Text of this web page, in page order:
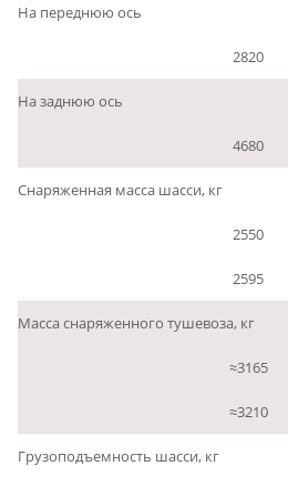
На переднюю ось
2820
На заднюю ось
4680
Снаряженная масса шасси, кг
2550
2595
Масса снаряженного тушевоза, кг
≈3165
≈3210
Грузоподъемность шасси, кг